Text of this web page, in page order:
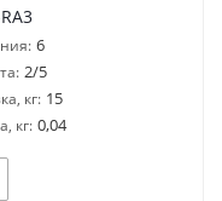
6
2/5
кг: 15
кг: 0,04